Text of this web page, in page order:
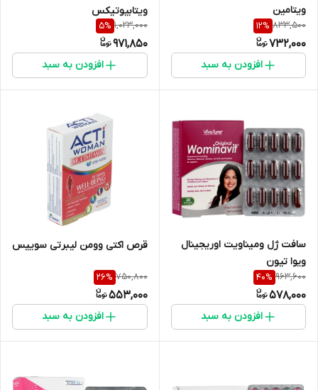
ویتامین
833,500
12%
732,000
افزودن به سبد
ویتابیوتیکس
1,023,000
5%
971,850
افزودن به سبد
سافت ژل ومیناویت اوریجینال
ویوا تیون
963,600
40%
578,000
افزودن به سبد
قرص اکتی وومن لیبرتی سوییس
750,800
26%
553,000
افزودن به سبد